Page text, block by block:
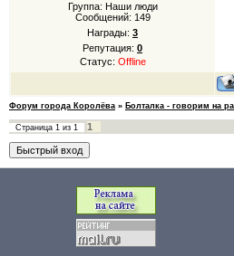
Группа: Наши люди
Сообщений: 149
Награды: 3
Репутация: 0
Статус: Offline
Форум города Королёва » Болталка - говорим на
Страница 1 из 1 1